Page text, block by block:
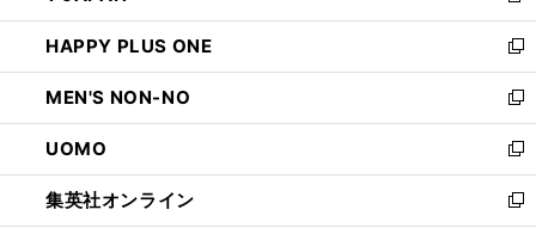
開
く
ウ
で
開
く
ン
ド
ウ
で
開
く
ウ
ィ
ン
ド
ウ
で
開
く
し
い
ウ
ィ
ン
ド
ウ
で
HAPPY PLUS ONE
新
し
い
ウ
ィ
ン
ド
MEN'S NON-NO
新
し
い
ウ
ィ
UOMO
新
し
い
集英社オンライン
新